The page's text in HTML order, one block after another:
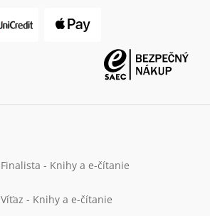
Finalista - Knihy a e-čítanie
Víťaz - Knihy a e-čítanie